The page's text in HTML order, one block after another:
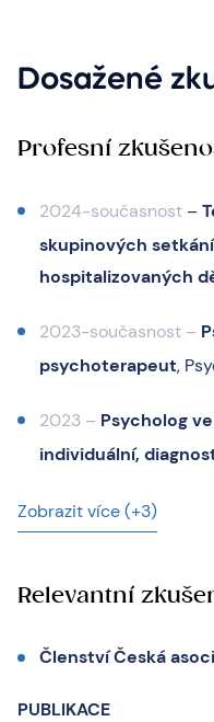
Dosažené
Profesní
2024-současnost –
skupinových
hospitalizovaných
2023-současnost –
psychoterapeut,
2023 – Psycholog
individuální,
Zobrazit více (+3)
Relevantní
Členství Česká
PUBLIKACE